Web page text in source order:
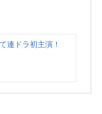
連ドラ初主演！